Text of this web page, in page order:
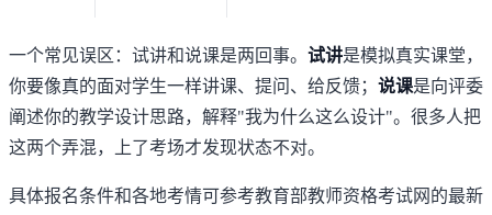
一个常见误区：试讲和说课是两回事。 试讲是模拟真实课堂，
你要像真的面对学生一样讲课、提问、给反馈； 说课是向评委
阐述你的教学设计思路，解释"我为什么这么设计"。很多人把
这两个弄混，上了考场才发现状态不对。
具体报名条件和各地考情可参考教育部教师资格考试网 的最新